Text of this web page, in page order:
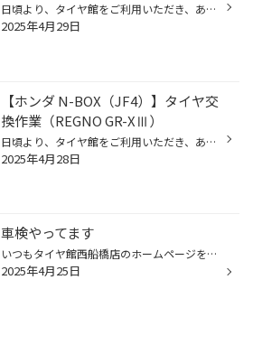
日頃より、タイヤ館をご利用いただき、ありがとうございます。 さて、当店と同じチェーン店の近隣タイヤ館店舗で作業いたしましたエアコンフィルター交換作業をご紹介します。 （WEB掲載をご快諾いただきましたお客様！大変感謝しております。いつもご愛顧いただき誠にありがとうございます！！） ...
2025年4月29日
【ホンダ N-BOX（JF4）】タイヤ交
換作業（REGNO GR-XⅢ）
日頃より、タイヤ館をご利用いただき、ありがとうございます。 さて、当店と同じチェーン店の近隣タイヤ館店舗で作業いたしましたタイヤ交換作業をご紹介します。 （WEB掲載をご快諾いただきましたお客様！大変感謝しております。いつもご愛顧いただき誠にありがとうございます！！） おクルマ：ホ...
2025年4月28日
車検やってます
いつもタイヤ館西船橋店のホームページをご覧いただきありがとうございます。 今回は 2年に一度の… 【クルマの健康診断】 車検はタイヤ館もやってます！ まずは無料見積りを！ まずは2025年4月1日の法改正の情報です！ 2025年4月より、 車検満了日の2ヶ月前から 受けられるようになりました！ ➡︎新...
2025年4月25日